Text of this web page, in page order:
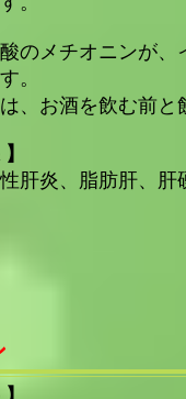
のメチオニンが
。
、お酒を飲む前
肝炎、脂肪肝、